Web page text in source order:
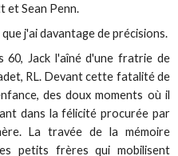
et Sean Penn.
j'ai davantage de précisions.
60, Jack l'aîné d'une fratrie de
RL. Devant cette fatalité de
des doux moments où il
dans la félicité procurée par
La travée de la mémoire
petits frères qui mobilisent